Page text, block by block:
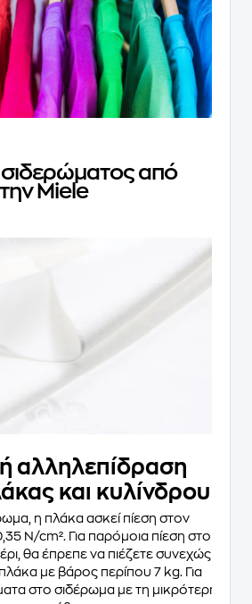
από
την Miele
αλληλεπίδραση
και κυλίνδρου
η πλάκα ασκεί πίεση στoν
N/cm². Για παρόμοια πίεση στο
θα έπρεπε να πιέζετε συνεχώς
με βάρος περίπου 7 kg. Για
στο σιδέρωμα με τη μικρότερη